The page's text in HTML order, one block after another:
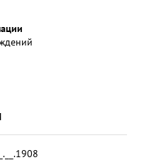
__.__.1908